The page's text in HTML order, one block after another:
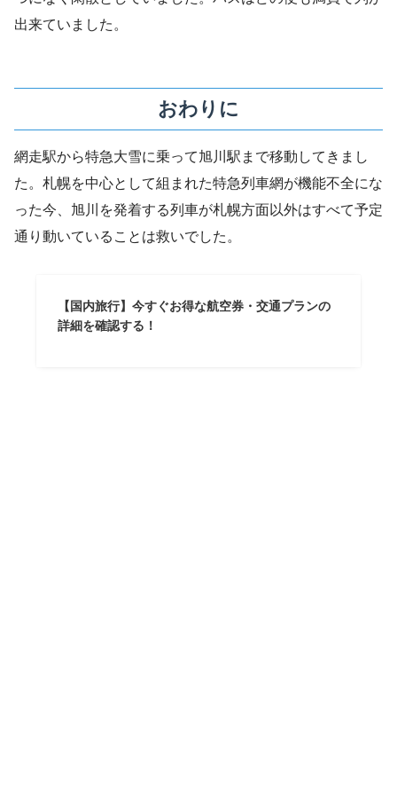
出来ていました。
おわりに
網走駅から特急大雪に乗って旭川駅まで移動してきまし
た。札幌を中心として組まれた特急列車網が機能不全にな
った今、旭川を発着する列車が札幌方面以外はすべて予定
通り動いていることは救いでした。
【国内旅行】今すぐお得な航空券・交通プランの
詳細を確認する！